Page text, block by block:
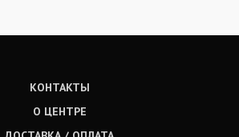
КОНТАКТЫ
О ЦЕНТРЕ